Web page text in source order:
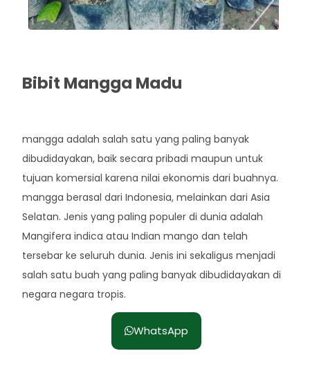
Bibit Mangga Madu
mangga adalah salah satu yang paling banyak
dibudidayakan, baik secara pribadi maupun untuk
tujuan komersial karena nilai ekonomis dari buahnya.
mangga berasal dari Indonesia, melainkan dari Asia
Selatan. Jenis yang paling populer di dunia adalah
Mangifera indica atau Indian mango dan telah
tersebar ke seluruh dunia. Jenis ini sekaligus menjadi
salah satu buah yang paling banyak dibudidayakan di
negara negara tropis.
WhatsApp